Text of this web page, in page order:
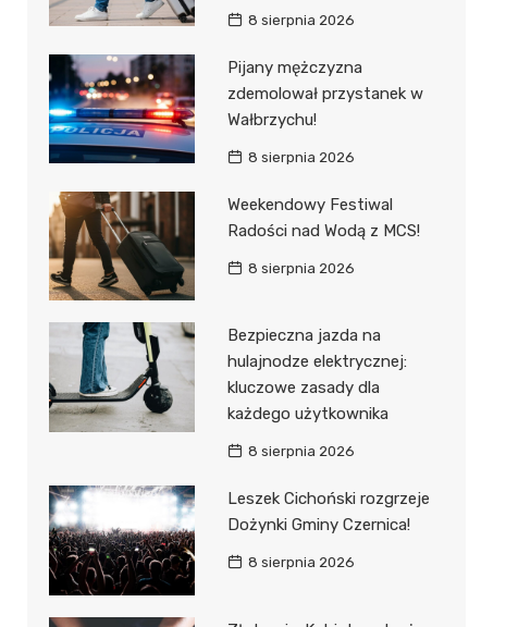
8 sierpnia 2026
Pijany mężczyzna
zdemolował przystanek w
Wałbrzychu!
8 sierpnia 2026
Weekendowy Festiwal
Radości nad Wodą z MCS!
8 sierpnia 2026
Bezpieczna jazda na
hulajnodze elektrycznej:
kluczowe zasady dla
każdego użytkownika
8 sierpnia 2026
Leszek Cichoński rozgrzeje
Dożynki Gminy Czernica!
8 sierpnia 2026